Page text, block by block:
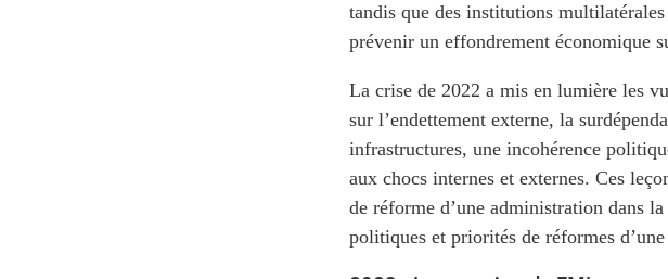
tandis que des institutions
prévenir un effondrement économique
La crise de 2022 a mis en lumière les
sur l’endettement externe, la
infrastructures, une incohérence
aux chocs internes et externes. Ces
de réforme d’une administration dans
politiques et priorités de réformes